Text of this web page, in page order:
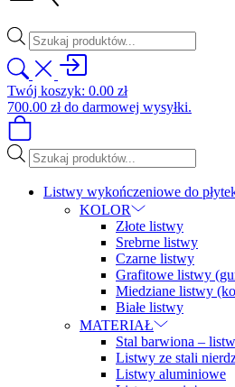
Wyszukiwarka
produktów
Twój koszyk: 0.00 zł
700.00 złdo darmowej wysyłki.
Wyszukiwarka
produktów
Listwy wykończeniowe do
KOLOR
Złote listwy
Srebrne listwy
Czarne listwy
Grafitowe listwy
Miedziane listwy
Białe listwy
MATERIAŁ
Stal barwiona –
Listwy ze stali
Listwy aluminiowe